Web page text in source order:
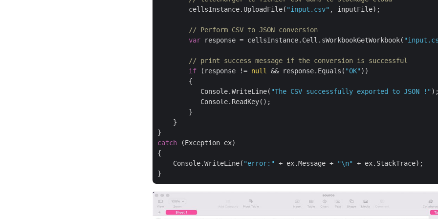
        cellsInstance.UploadFile(
"input.csv" , inputFile);
// Perform CSV to JSON conversion
var response = cellsInstance.Cell.sWorkbookGetWorkbook(
// print success message if the conversion is successful
if (response != null && response.Equals( "OK" ))
        {
           Console.WriteLine(
"The CSV successfully exported to JSON !" );
           Console.ReadKey();
        }
    }
catch (Exception ex)
{
    Console.WriteLine(
"error:" + ex.Message + "\n"
+ ex.StackTrace);